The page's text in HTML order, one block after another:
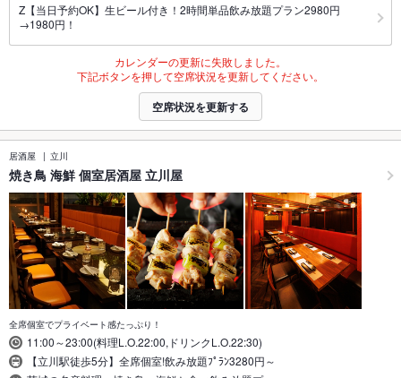
Z【当日予約OK】生ビール付き！2時間単品飲み放題プラン2980円
→1980円！
カレンダーの更新に失敗しました。
下記ボタンを押して空席状況を更新してください。
空席状況を更新する
居酒屋 立川
焼き鳥 海鮮 個室居酒屋 立川屋
全席個室でプライベート感たっぷり！
11:00～23:00(料理L.O.22:00,ドリンクL.O.22:30)
【立川駅徒歩5分】全席個室!飲み放題ﾌﾟﾗﾝ3280円～